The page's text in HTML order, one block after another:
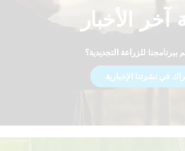
آخر الأخبار
للزراعة التجديدية؟
في نشرتنا الإخبارية